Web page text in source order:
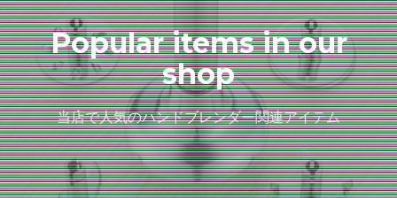
Popular items in our
shop
当店で人気のハンドブレンダー関連アイテム